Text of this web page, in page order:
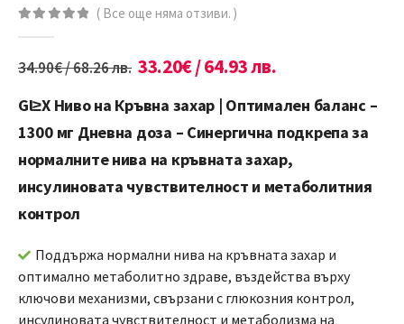
( Все още няма отзиви. )
34.90€/ 68.26 лв. 33.20€/ 64.93 лв.
Gl≥Х Ниво на Кръвна захар | Оптимален баланс –
1300 мг Дневна доза – Синергична подкрепа за
нормалните нива на кръвната захар,
инсулиновата чувствителност и метаболитния
контрол
Поддържа нормални нива на кръвната захар и
оптимално метаболитно здраве, въздейства върху
ключови механизми, свързани с глюкозния контрол,
инсулиновата чувствителност и метаболизма на